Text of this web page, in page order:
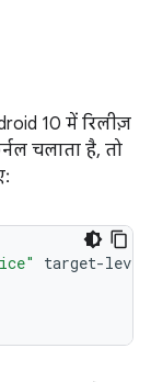
10 में रिलीज़
चलाता है, तो
target-level